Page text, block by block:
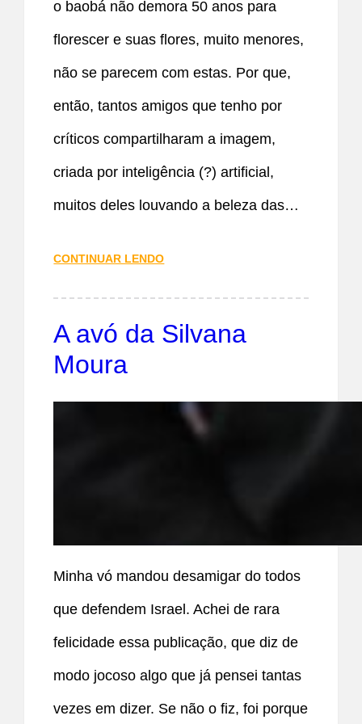
o baobá não demora 50 anos para
florescer e suas flores, muito menores,
não se parecem com estas. Por que,
então, tantos amigos que tenho por
críticos compartilharam a imagem,
criada por inteligência (?) artificial,
muitos deles louvando a beleza das…
CONTINUAR LENDO
A avó da Silvana
Moura
Minha vó mandou desamigar do todos
que defendem Israel. Achei de rara
felicidade essa publicação, que diz de
modo jocoso algo que já pensei tantas
vezes em dizer. Se não o fiz, foi porque